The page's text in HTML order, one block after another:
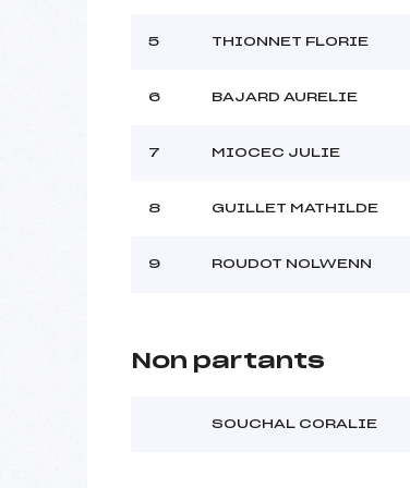
5 THIONNET FLORIE
6 BAJARD AURELIE
7 MIOCEC JULIE
8 GUILLET MATHILDE
9 ROUDOT NOLWENN
Non partants
SOUCHAL CORALIE